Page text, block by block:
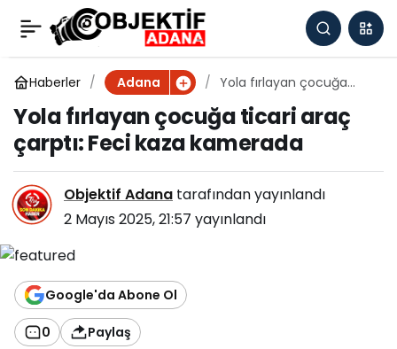
Haberler Adana
Yola fırlayan çocuğa
kaza kamerada
Yola fırlayan çocuğa ticari araç
çarptı: Feci kaza kamerada
Objektif Adana tarafından yayınlandı
2 Mayıs 2025, 21:57 yayınlandı
Google'da Abone Ol
0 Paylaş
Yola fırlayan çocuğa
ticari araç çarptı: Feci
kaza kamerada